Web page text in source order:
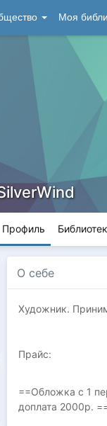
Моя
Профиль
О себе
Художник.
Прайс:
==Обложка с 1
доплата 2000р.